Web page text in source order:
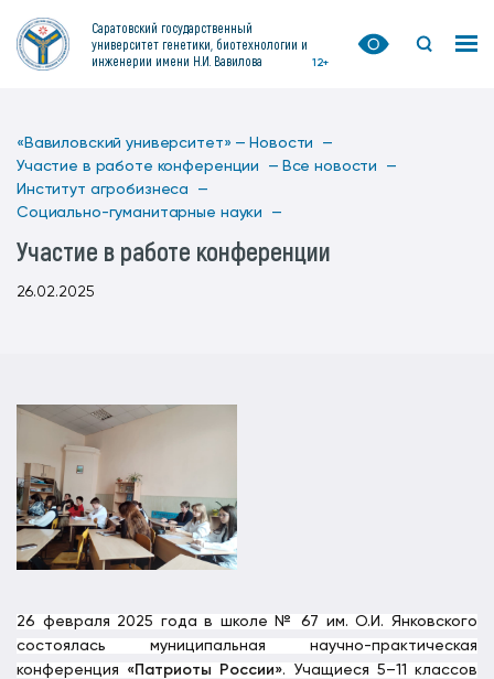
Саратовский государственный
университет генетики, биотехнологии и
инженерии имени Н.И. Вавилова
12+
«Вавиловский университет» — Новости —
Участие в работе конференции — Все новости —
Институт агробизнеса —
Социально-гуманитарные науки —
Участие в работе конференции
26.02.2025
26 февраля 2025 года в школе № 67 им. О.И. Янковского
состоялась муниципальная научно-практическая
конференция «Патриоты России». Учащиеся 5–11 классов